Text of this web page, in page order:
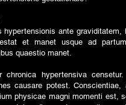
hypertensionis ante
et manet usque ad
quaestio manet.
hypertensiva
causare potest.
physicae magni momenti est,